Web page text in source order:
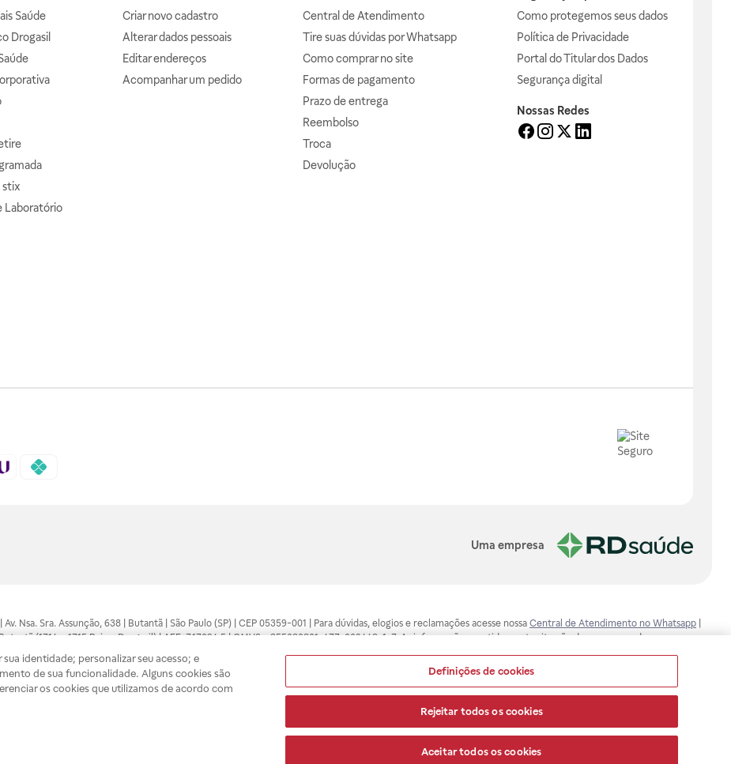
Saúde
Drogasil
stix
Laboratório
Criar novo cadastro
Alterar dados pessoais
Editar endereços
Acompanhar um pedido
Central de Atendimento
Tire suas dúvidas por Whatsapp
Como comprar no site
Formas de pagamento
Prazo de entrega
Reembolso
Troca
Devolução
Como protegemos seus dados
Política de Privacidade
Portal do Titular dos Dados
Segurança digital
Nossas Redes
Uma empresa
Nsa. Sra. Assunção, 638 | Butantã | São Paulo (SP) | CEP 05359-001 | Para dúvidas, elogios e reclamações acesse nossa Central de Atendimento no Whatsapp
(1714 e 1715 Raia e Drogasil) | AFE: 7.17094.5 | CMVS - 355030801-477-002443-1-7. As informações contidas neste site não devem ser usadas para
pelo profissional da área médica. Somente o médico está apto a diagnosticar qualquer problema de saúde e prescrever o tratamento adequado. Ao
divulgados no site são válidos apenas para compras feitas pela internet. Maiores esclarecimentos, consultar o site: www.anvisa.gov.br. A Raia Drogasil
que você possa realizar suas compras com tranquilidade. A privacidade e a segurança dos clientes são compromissos da Raia Drogasil SA. Todos os pedidos
nosso estoque.
identidade; personalizar seu acesso; e
de sua funcionalidade. Alguns cookies são
os cookies que utilizamos de acordo com
Definições de cookies
Rejeitar todos os cookies
Aceitar todos os cookies